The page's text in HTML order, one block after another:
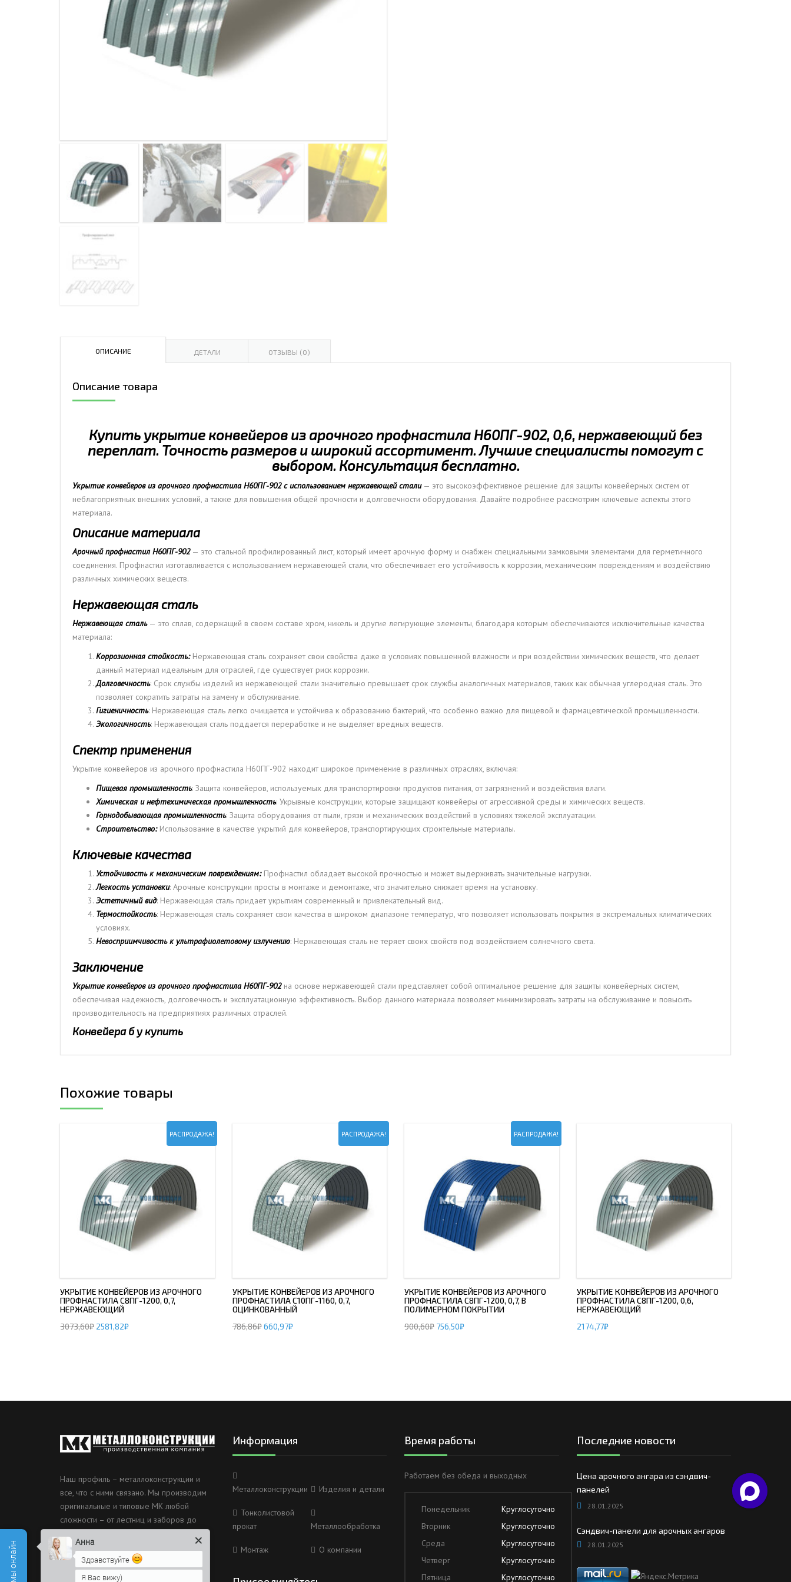
ДЫМОВАЯ ТРУБА 25 М ТРЕХСТВОЛЬНАЯ
САМОНЕСУЩАЯ
ДЫМОВАЯ ТРУБА 35 М ДВУХСТВОЛЬНАЯ
САМОНЕСУЩАЯ
ДЫМОВАЯ ТРУБА 23 М ОДНОСТВОЛЬНАЯ
САМОНЕСУЩАЯ
ДЫМОВАЯ ТРУБА 21 М ОДНОСТВОЛЬНАЯ
САМОНЕСУЩАЯ
ДЫМОВАЯ ТРУБА 19 М ОДНОСТВОЛЬНАЯ
ДЫМОВАЯ ТРУБА 11 М ОДНОСТВОЛЬНАЯ
САМОНЕСУЩАЯ
ОПИСАНИЕ ДЕТАЛИ ОТЗЫВЫ (0)
Описание товара
Купить укрытие конвейеров из арочного профнастила Н60ПГ-902, 0,6, нержавеющий без
переплат. Точность размеров и широкий ассортимент. Лучшие специалисты помогут с
выбором. Консультация бесплатно.
Укрытие конвейеров из арочного профнастила Н60ПГ-902 с использованием нержавеющей стали— это высокоэффективное решение для защиты конвейерных систем от
неблагоприятных внешних условий, а также для повышения общей прочности и долговечности оборудования. Давайте подробнее рассмотрим ключевые аспекты этого
материала.
Описание материала
Арочный профнастил Н60ПГ-902— это стальной профилированный лист, который имеет арочную форму и снабжен специальными замковыми элементами для герметичного
соединения. Профнастил изготавливается с использованием нержавеющей стали, что обеспечивает его устойчивость к коррозии, механическим повреждениям и воздействию
различных химических веществ.
Нержавеющая сталь
Нержавеющая сталь— это сплав, содержащий в своем составе хром, никель и другие легирующие элементы, благодаря которым обеспечиваются исключительные качества
материала:
Коррозионная стойкость:Нержавеющая сталь сохраняет свои свойства даже в условиях повышенной влажности и при воздействии химических веществ, что делает
данный материал идеальным для отраслей, где существует риск коррозии.
Долговечность: Срок службы изделий из нержавеющей стали значительно превышает срок службы аналогичных материалов, таких как обычная углеродная сталь. Это
позволяет сократить затраты на замену и обслуживание.
Гигиеничность: Нержавеющая сталь легко очищается и устойчива к образованию бактерий, что особенно важно для пищевой и фармацевтической промышленности.
Экологичность: Нержавеющая сталь поддается переработке и не выделяет вредных веществ.
Спектр применения
Укрытие конвейеров из арочного профнастила Н60ПГ-902 находит широкое применение в различных отраслях, включая:
Пищевая промышленность: Защита конвейеров, используемых для транспортировки продуктов питания, от загрязнений и воздействия влаги.
Химическая и нефтехимическая промышленность: Укрывные конструкции, которые защищают конвейеры от агрессивной среды и химических веществ.
Горнодобывающая промышленность: Защита оборудования от пыли, грязи и механических воздействий в условиях тяжелой эксплуатации.
Строительство:Использование в качестве укрытий для конвейеров, транспортирующих строительные материалы.
Ключевые качества
Устойчивость к механическим повреждениям:Профнастил обладает высокой прочностью и может выдерживать значительные нагрузки.
Легкость установки: Арочные конструкции просты в монтаже и демонтаже, что значительно снижает время на установку.
Эстетичный вид: Нержавеющая сталь придает укрытиям современный и привлекательный вид.
Термостойкость: Нержавеющая сталь сохраняет свои качества в широком диапазоне температур, что позволяет использовать покрытия в экстремальных климатических
условиях.
Невосприимчивость к ультрафиолетовому излучению: Нержавеющая сталь не теряет своих свойств под воздействием солнечного света.
Заключение
Укрытие конвейеров из арочного профнастила Н60ПГ-902на основе нержавеющей стали представляет собой оптимальное решение для защиты конвейерных систем,
обеспечивая надежность, долговечность и эксплуатационную эффективность. Выбор данного материала позволяет минимизировать затраты на обслуживание и повысить
производительность на предприятиях различных отраслей.
Конвейера б у купить
Похожие товары
РАСПРОДАЖА!
УКРЫТИЕ КОНВЕЙЕРОВ ИЗ АРОЧНОГО
ПРОФНАСТИЛА С8ПГ-1200, 0,7,
НЕРЖАВЕЮЩИЙ
3073,60₽ 2581,82₽
РАСПРОДАЖА!
УКРЫТИЕ КОНВЕЙЕРОВ ИЗ АРОЧНОГО
ПРОФНАСТИЛА С10ПГ-1160, 0,7,
ОЦИНКОВАННЫЙ
786,86₽ 660,97₽
РАСПРОДАЖА!
УКРЫТИЕ КОНВЕЙЕРОВ ИЗ АРОЧНОГО
ПРОФНАСТИЛА С8ПГ-1200, 0,7, В
ПОЛИМЕРНОМ ПОКРЫТИИ
900,60₽ 756,50₽
УКРЫТИЕ КОНВЕЙЕРОВ ИЗ АРОЧНОГО
ПРОФНАСТИЛА С8ПГ-1200, 0,6,
НЕРЖАВЕЮЩИЙ
2174,77₽
Наш профиль – металлоконструкции и
все, что с ними связано. Мы производим
оригинальные и типовые МК любой
сложности – от лестниц и заборов до
Россия, Санкт-Петербург, 2
Муринский проспект дом 38
Информация
Металлоконструкции Изделия и детали
Тонколистовой
прокат
Металлообработка
Монтаж О компании
Время работы
Работаем без обеда и выходных
Понедельник
Круглосуточно
Вторник
Круглосуточно
Среда
Круглосуточно
Четверг
Круглосуточно
Пятница
Круглосуточно
Последние новости
Цена арочного ангара из сэндвич-
панелей
28.01.2025
Сэндвич-панели для арочных ангаров
28.01.2025
Анна
Здравствуйте
Я Вас вижу)